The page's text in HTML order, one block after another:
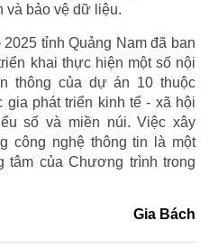
và bảo vệ dữ liệu.
tỉnh Quảng Nam đã ban
khai thực hiện một số nội
thông của dự án 10 thuộc
phát triển kinh tế - xã hội
số và miền núi. Việc xây
công nghệ thông tin là một
tâm của Chương trình trong
Gia Bách